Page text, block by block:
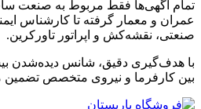
تمام آگهی‌ها فقط مربوط به صنعت
عمران و معمار گرفته تا کارشناس
صنعتی، نقشه‌کش و اپراتور تاورکرین.
با هدف‌گیری دقیق، شانس دیده‌شدن
بین کارفرما و نیروی متخصص